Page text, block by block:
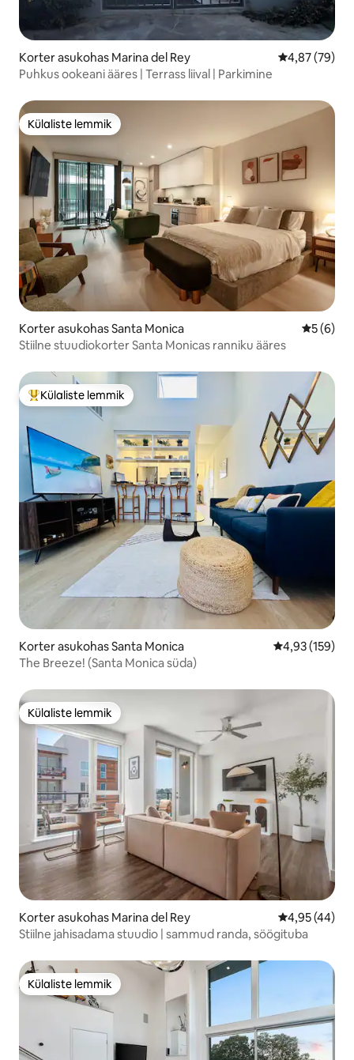
Korter asukohas Marina del Rey Keskmine
4,87 (79)
Puhkus ookeani ääres | Terrass liival | Parkimine
Külaliste lemmik
Külaliste lemmik
Korter asukohas Santa Monica
5 (6)
Stiilne stuudiokorter Santa Monicas ranniku ääres
Külaliste suur lemmik
Külaliste lemmik
Korter asukohas Santa Monica Keskmine
4,93 (159)
The Breeze! (Santa Monica süda)
Külaliste lemmik
Külaliste lemmik
Korter asukohas Marina del Rey Keskmine
4,95 (44)
Stiilne jahisadama stuudio | sammud randa, söögituba
Külaliste lemmik
Külaliste lemmik